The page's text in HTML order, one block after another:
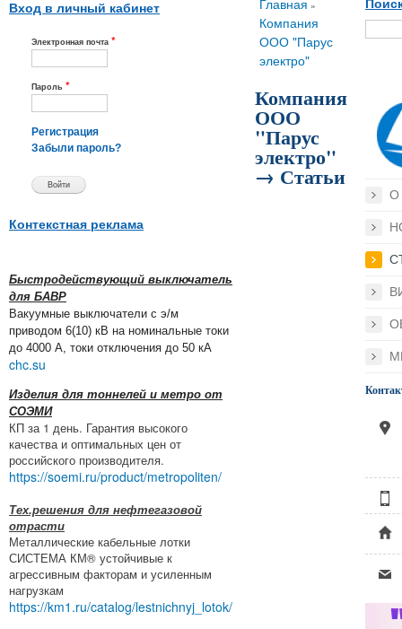
Вход в личный кабинет
Электронная почта *
Пароль *
Регистрация
Забыли пароль?
Контекстная реклама
Быстродействующий выключатель
для БАВР
Вакуумные выключатели с э/м
приводом 6(10) кВ на номинальные токи
до 4000 А, токи отключения до 50 кА
chc.su
Изделия для тоннелей и метро от
СОЭМИ
КП за 1 день. Гарантия высокого
качества и оптимальных цен от
российского производителя.
https://soemi.ru/product/metropoliten/
Тех.решения для нефтегазовой
отрасти
Металлические кабельные лотки
СИСТЕМА КМ® устойчивые к
агрессивным факторам и усиленным
нагрузкам
https://km1.ru/catalog/lestnichnyj_lotok/
Вы здесь
Главная »
Компания
ООО "Парус
электро"
Компания
ООО
"Парус
электро"
→ Статьи
О